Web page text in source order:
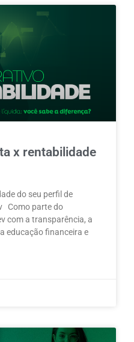
x rentabilidade
do seu perfil de
Como parte do
com a transparência, a
educação financeira e